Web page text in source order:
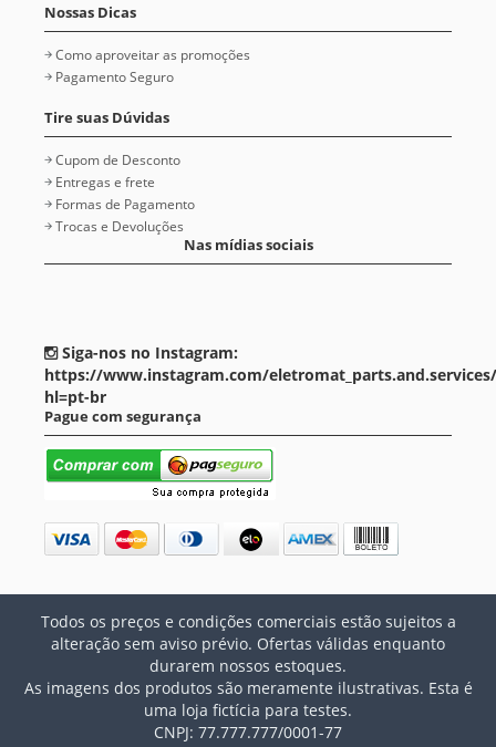
Nossas Dicas
Como aproveitar as promoções
Pagamento Seguro
Tire suas Dúvidas
Cupom de Desconto
Entregas e frete
Formas de Pagamento
Trocas e Devoluções
Nas mídias sociais
Siga-nos no Instagram:
https://www.instagram.com/
hl=pt-br
Pague com segurança
Todos os preços e condições comerciais estão sujeitos a
alteração sem aviso prévio. Ofertas válidas enquanto
durarem nossos estoques.
As imagens dos produtos são meramente ilustrativas. Esta é
uma loja fictícia para testes.
CNPJ: 77.777.777/0001-77